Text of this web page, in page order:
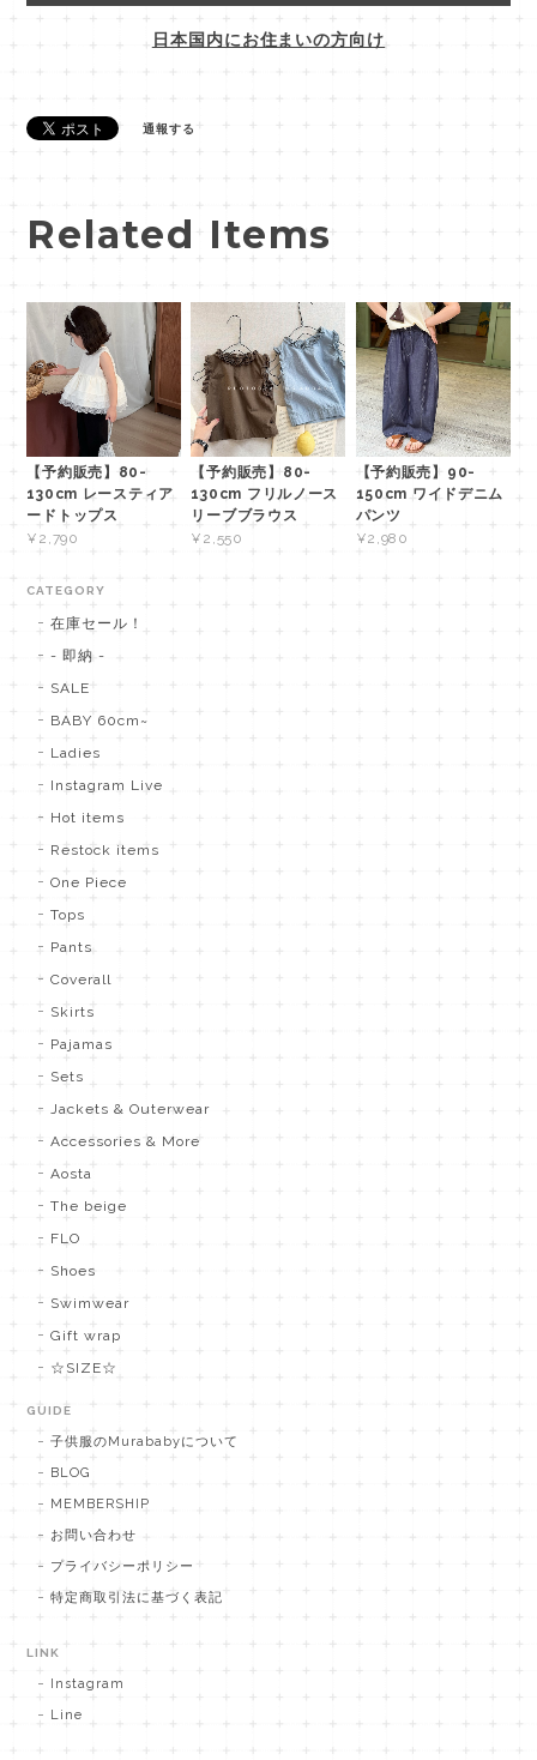
日本国内にお住まいの方向け
通報する
Related Items
【予約販売】80-
130cm レースティア
ードトップス
¥2,790
【予約販売】80-
130cm フリルノース
リーブブラウス
¥2,550
【予約販売】90-
150cm ワイドデニム
パンツ
¥2,980
CATEGORY
在庫セール！
- 即納 -
SALE
BABY 60cm~
Ladies
Instagram Live
Hot items
Restock items
One Piece
Tops
Pants
Coverall
Skirts
Pajamas
Sets
Jackets & Outerwear
Accessories & More
Aosta
The beige
FLO
Shoes
Swimwear
Gift wrap
☆SIZE☆
GUIDE
子供服のMurababyについて
BLOG
MEMBERSHIP
お問い合わせ
プライバシーポリシー
特定商取引法に基づく表記
LINK
Instagram
Line